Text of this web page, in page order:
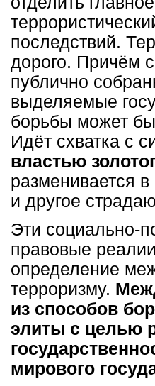
последствий.
дорого. Причём
публично
выделяемые
борьбы может
Идёт схватка с
властью
разменивается в
и другое
Эти социально-
правовые
определение
терроризму.
из способов
элиты с целью
мирового